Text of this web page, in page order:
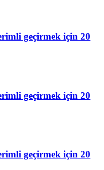
geçirmek için 20
geçirmek için 20
geçirmek için 20